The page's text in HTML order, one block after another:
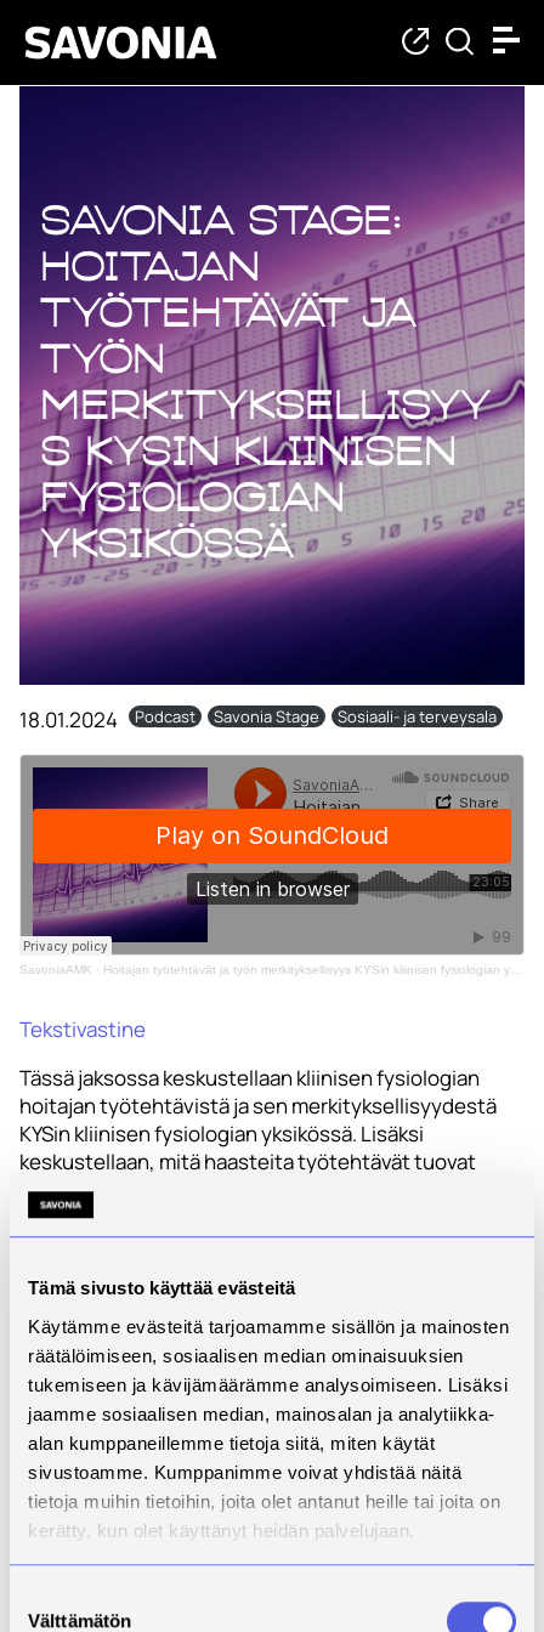
Tämä sivusto käyttää evästeitä
Käytämme evästeitä tarjoamamme sisällön ja mainosten
räätälöimiseen, sosiaalisen median ominaisuuksien
tukemiseen ja kävijämäärämme analysoimiseen. Lisäksi
jaamme sosiaalisen median, mainosalan ja analytiikka-
alan kumppaneillemme tietoja siitä, miten käytät
sivustoamme. Kumppanimme voivat yhdistää näitä
tietoja muihin tietoihin, joita olet antanut heille tai joita on
kerätty, kun olet käyttänyt heidän palvelujaan.
valinta
Välttämätön
Savonia Stage:
Hoitajan
työtehtävät ja
työn
merkityksellisyy
s KYSin kliinisen
fysiologian
yksikössä
18.01.2024 Podcast Savonia Stage Sosiaali- ja terveysala
SavoniaAMK · Hoitajan työtehtävät ja työn merkityksellisyys KYSin kliinisen fysiologian yksikössä
Tekstivastine
Tässä jaksossa keskustellaan kliinisen fysiologian
hoitajan työtehtävistä ja sen merkityksellisyydestä
KYSin kliinisen fysiologian yksikössä. Lisäksi
keskustellaan, mitä haasteita työtehtävät tuovat
tullessaan. Haastattelijana on Savonian lehtori Riitta
Kiiskinen ja haastateltavina bioanalyytikot Anne
Rönkkö, Anu Päiväniemi ja Tiina Blek.